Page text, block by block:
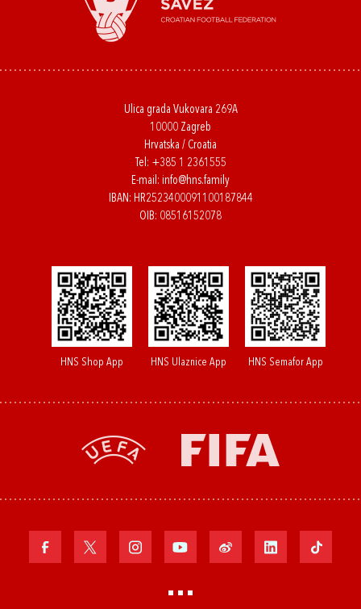
Ulica grada Vukovara 269A
10000 Zagreb
Hrvatska / Croatia
Tel: +385 1 2361555
E-mail: info@hns.family
IBAN: HR2523400091100187844
OIB: 08516152078
HNS Shop App HNS Ulaznice App HNS Semafor App